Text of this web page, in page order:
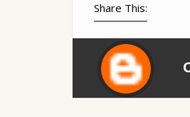
Share This: